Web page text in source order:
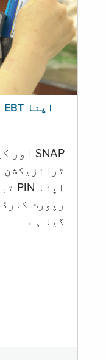
اپنا EBT بیلنس چیک کریں
SNAP اور کیش اکاؤنٹ
ٹرانزیکشن
اپنا PIN تبدیل کرنا
رپورٹ
گيا ہے